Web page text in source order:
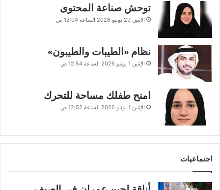
توحش صناعة المحتوى
الإثنين 29 يونيو 2026 الساعة 12:04 ص
نظام «الطيبات والطيبون»
الإثنين 1 يونيو 2026 الساعة 12:54 ص
امنح طفلك مساحة للتحرك
الإثنين 1 يونيو 2026 الساعة 12:52 ص
اجتماعيات